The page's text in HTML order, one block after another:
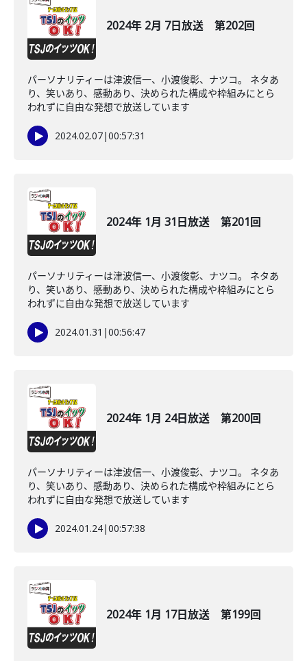
2024年 2月 7日放送 第202回
パーソナリティーは津波信一、小渡俊彰、ナツコ。 ネタあ
り、笑いあり、感動あり、決められた構成や枠組みにとら
われずに自由な発想で放送しています
2024.02.07|00:57:31
2024年 1月 31日放送 第201回
パーソナリティーは津波信一、小渡俊彰、ナツコ。 ネタあ
り、笑いあり、感動あり、決められた構成や枠組みにとら
われずに自由な発想で放送しています
2024.01.31 |00:56:47
2024年 1月 24日放送 第200回
パーソナリティーは津波信一、小渡俊彰、ナツコ。 ネタあ
り、笑いあり、感動あり、決められた構成や枠組みにとら
われずに自由な発想で放送しています
2024.01.24|00:57:38
2024年 1月 17日放送 第199回